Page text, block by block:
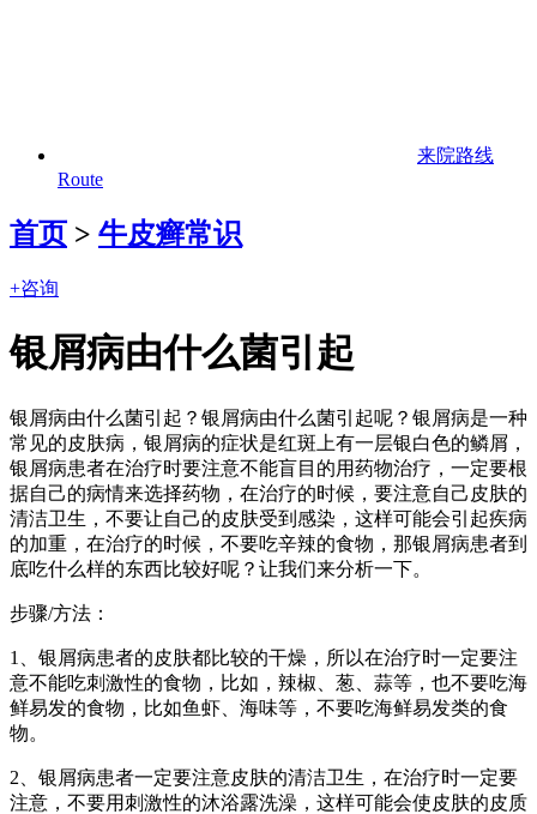
来院路线
Route
首页 > 牛皮癣常识
+咨询
银屑病由什么菌引起
银屑病由什么菌引起？银屑病由什么菌引起呢？银屑病是一种
常见的皮肤病，银屑病的症状是红斑上有一层银白色的鳞屑，
银屑病患者在治疗时要注意不能盲目的用药物治疗，一定要根
据自己的病情来选择药物，在治疗的时候，要注意自己皮肤的
清洁卫生，不要让自己的皮肤受到感染，这样可能会引起疾病
的加重，在治疗的时候，不要吃辛辣的食物，那银屑病患者到
底吃什么样的东西比较好呢？让我们来分析一下。
步骤/方法：
1、银屑病患者的皮肤都比较的干燥，所以在治疗时一定要注
意不能吃刺激性的食物，比如，辣椒、葱、蒜等，也不要吃海
鲜易发的食物，比如鱼虾、海味等，不要吃海鲜易发类的食
物。
2、银屑病患者一定要注意皮肤的清洁卫生，在治疗时一定要
注意，不要用刺激性的沐浴露洗澡，这样可能会使皮肤的皮质